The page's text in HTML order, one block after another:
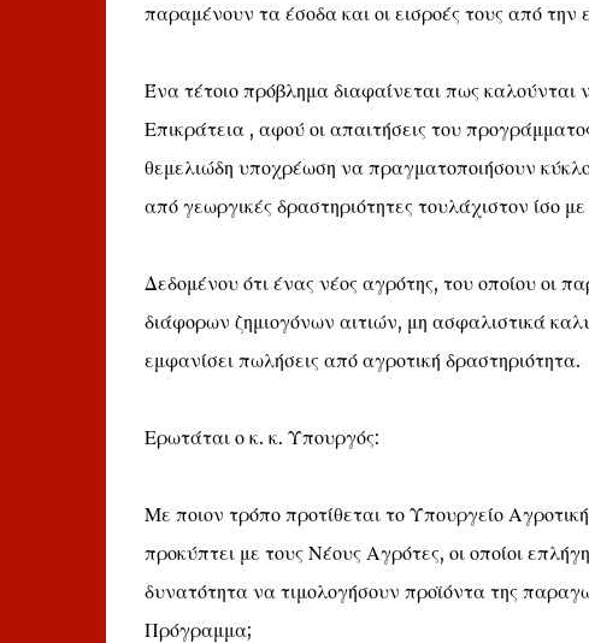
παραμένουν τα έσοδα και οι εισροές τους από την
Ένα τέτοιο πρόβλημα διαφαίνεται πως καλούνται
Επικράτεια , αφού οι απαιτήσεις του
θεμελιώδη υποχρέωση να πραγματοποιήσουν
από γεωργικές δραστηριότητες τουλάχιστον ίσο
Δεδομένου ότι ένας νέος αγρότης, του οποίου οι
διάφορων ζημιογόνων αιτιών, μη ασφαλιστικά
εμφανίσει πωλήσεις από αγροτική δραστηριότητα.
Ερωτάται ο κ. κ. Υπουργός:
Με ποιον τρόπο προτίθεται το Υπουργείο
προκύπτει με τους Νέους Αγρότες, οι οποίοι
δυνατότητα να τιμολογήσουν προϊόντα της
Πρόγραμμα;